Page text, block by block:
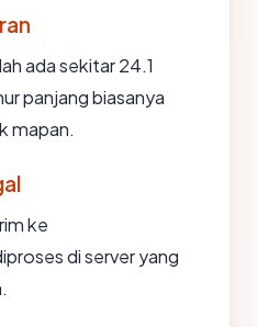
ada sekitar 24.1
panjang biasanya
mapan.
ke
di server yang